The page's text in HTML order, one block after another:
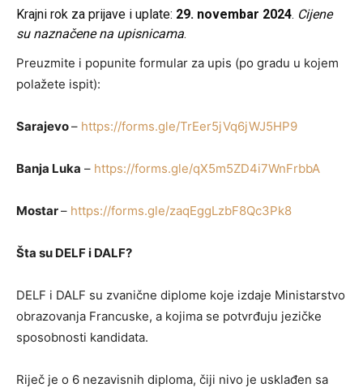
Krajni rok za prijave i uplate: 29. novembar 2024. Cijene
su naznačene na upisnicama.
Preuzmite i popunite formular za upis (po gradu u kojem
polažete ispit):
Sarajevo– https://forms.gle/TrEer5jVq6jWJ5HP9
Banja Luka – https://forms.gle/qX5m5ZD4i7WnFrbbA
Mostar– https://forms.gle/zaqEggLzbF8Qc3Pk8
Šta su DELF i DALF?
DELF i DALF su zvanične diplome koje izdaje Ministarstvo
obrazovanja Francuske, a kojima se potvrđuju jezičke
sposobnosti kandidata.
Riječ je o 6 nezavisnih diploma, čiji nivo je usklađen sa